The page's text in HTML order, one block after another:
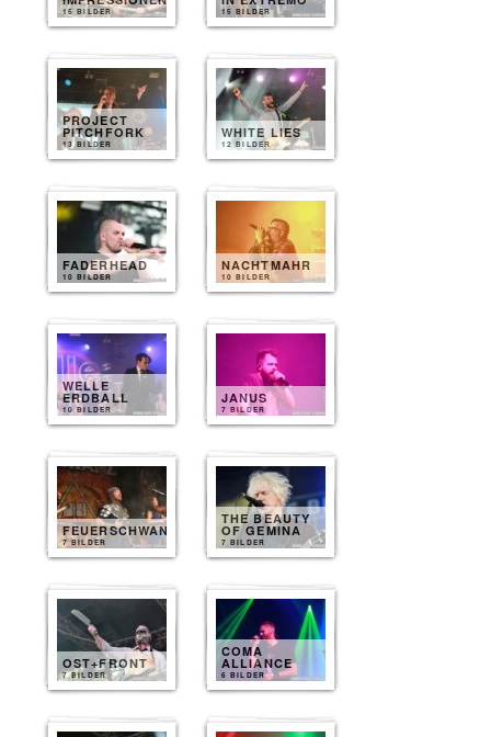
15 BILDER 15 BILDER
PROJECT
PITCHFORK
13 BILDER
WHITE LIES
12 BILDER
FADERHEAD
10 BILDER
NACHTMAHR
10 BILDER
WELLE
ERDBALL
10 BILDER
JANUS
7 BILDER
FEUERSCHWANZ
7 BILDER
THE BEAUTY
OF GEMINA
7 BILDER
OST+FRONT
7 BILDER
COMA
ALLIANCE
6 BILDER